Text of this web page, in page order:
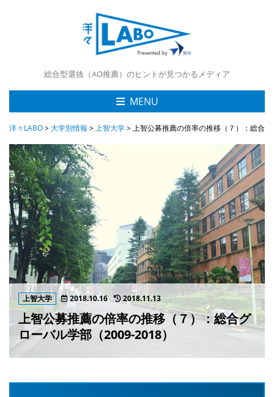
総合型選抜（AO推薦）のヒントが見つかるメディア
MENU
洋々LABO>大学別情報 >上智大学>上智公募推薦の倍率の推移（７）：総合
上智大学 2018.10.16 2018.11.13
上智公募推薦の倍率の推移（７）：総合グ
ローバル学部（2009-2018）